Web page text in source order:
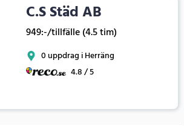
C.S Städ AB
949:-/tillfälle (4.5 tim)
0 uppdrag i Herräng
4.8 / 5